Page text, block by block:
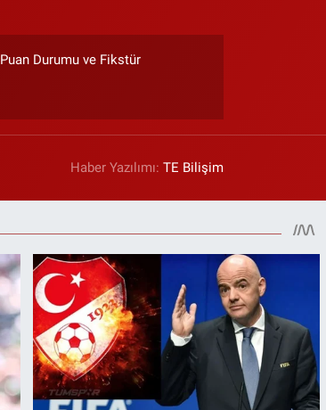
Puan Durumu ve Fikstür
Haber Yazılımı:TE Bilişim